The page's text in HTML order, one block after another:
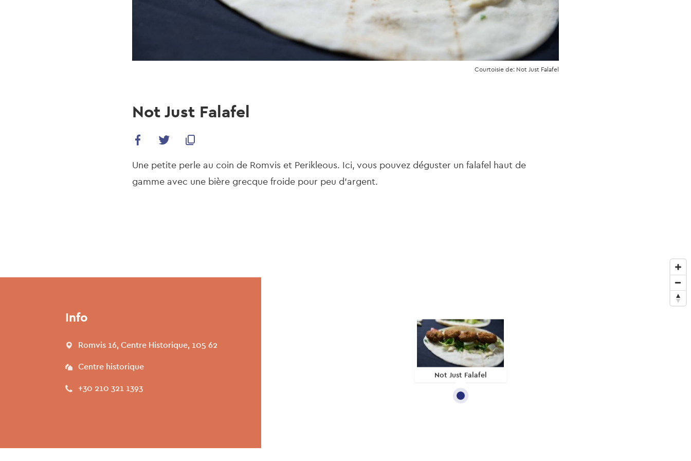
Courtoisie de: Not Just Falafel
Not Just Falafel
Une petite perle au coin de Romvis et Perikleous. Ici, vous pouvez déguster un falafel haut de
gamme avec une bière grecque froide pour peu d'argent.
Info
Romvis 16, Centre Historique, 105 62
Centre historique
+30 210 321 1393
Not Just Falafel